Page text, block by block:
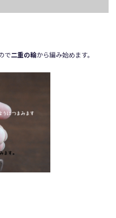
で二重の輪から編み始めます。